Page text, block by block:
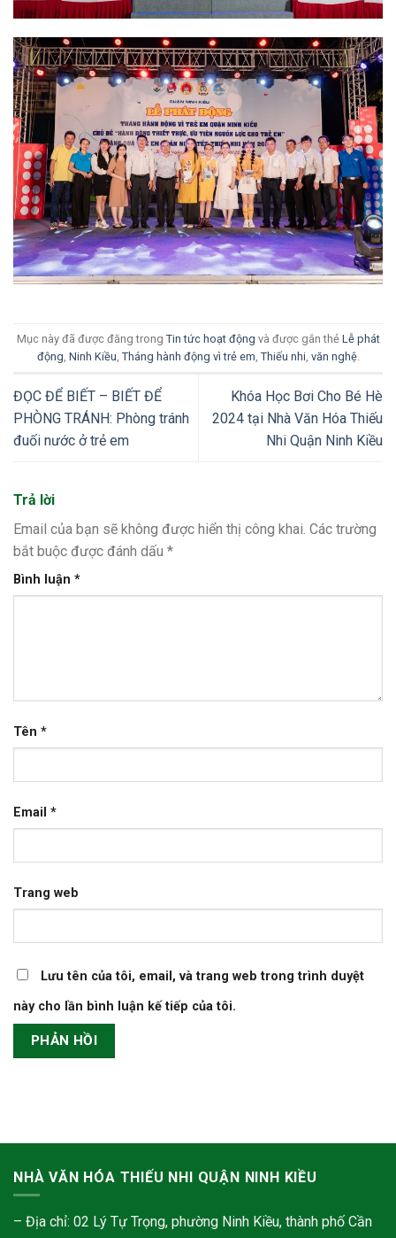
Mục này đã được đăng trong Tin tức hoạt động và được gắn thẻ Lễ phát
động Ninh Kiều Tháng hành động vì trẻ em Thiếu nhi văn nghệ.
ĐỌC ĐỂ BIẾT – BIẾT ĐỂ
PHÒNG TRÁNH: Phòng tránh
đuối nước ở trẻ em
Khóa Học Bơi Cho Bé Hè
2024 tại Nhà Văn Hóa Thiếu
Nhi Quận Ninh Kiều
Trả lời
Email của bạn sẽ không được hiển thị công khai. Các trường
bắt buộc được đánh dấu *
Bình luận *
Tên *
Email *
Trang web
Lưu tên của tôi, email, và trang web trong trình duyệt
này cho lần bình luận kế tiếp của tôi.
NHÀ VĂN HÓA THIẾU NHI QUẬN NINH KIỀU
– Địa chỉ: 02 Lý Tự Trọng, phường Ninh Kiều, thành phố Cần